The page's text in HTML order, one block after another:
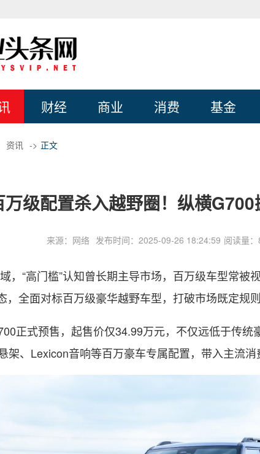
财经 商业 消费 基金
资讯 -> 正文
万级配置杀入越野圈！纵横
来源：网络 发布时间：2025-09-26 18:24:59 阅读量
，“高门槛”认知曾长期主导市场，百万级车型常被
，全面对标百万级豪华越野车型，打破市场既定规
正式预售，起售价仅34.99万元，不仅远低于传
架、Lexicon音响等百万豪车专属配置，带入主流消